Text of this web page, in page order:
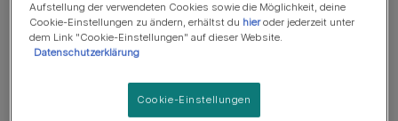
Wohnungskatze
Benötigt Eingewöhnungszeit mit Kindern
Aufstellung der verwendeten Cookies sowie die Möglichkeit, deine
Cookie-Einstellungen zu ändern, erhältst du hieroder jederzeit unter
dem Link "Cookie-Einstellungen" auf dieser Website.
Datenschutzerklärung
Cookie-Einstellungen